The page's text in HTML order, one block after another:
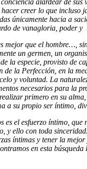
alardear de sus
creer lo que incluso
únicamente hacia a
de vanagloria, poder y
mejor que el hombre…,
un germen, un
la especie, provisto de
de la Perfección, en la
y voluntad. La
necesarios para la
primero en su
a su propio ser íntimo,
es el esfuerzo íntimo, que
y ello con toda
íntimas y tener la
en esta